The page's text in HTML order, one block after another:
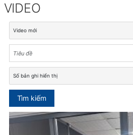
VIDEO
Tìm kiếm